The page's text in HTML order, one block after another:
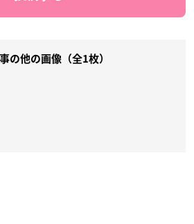
の他の画像（全1枚）